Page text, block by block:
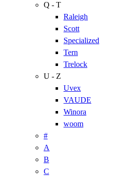
Q - T
Raleigh
Scott
Specialized
Tern
Trelock
U - Z
Uvex
VAUDE
Winora
woom
#
A
B
C